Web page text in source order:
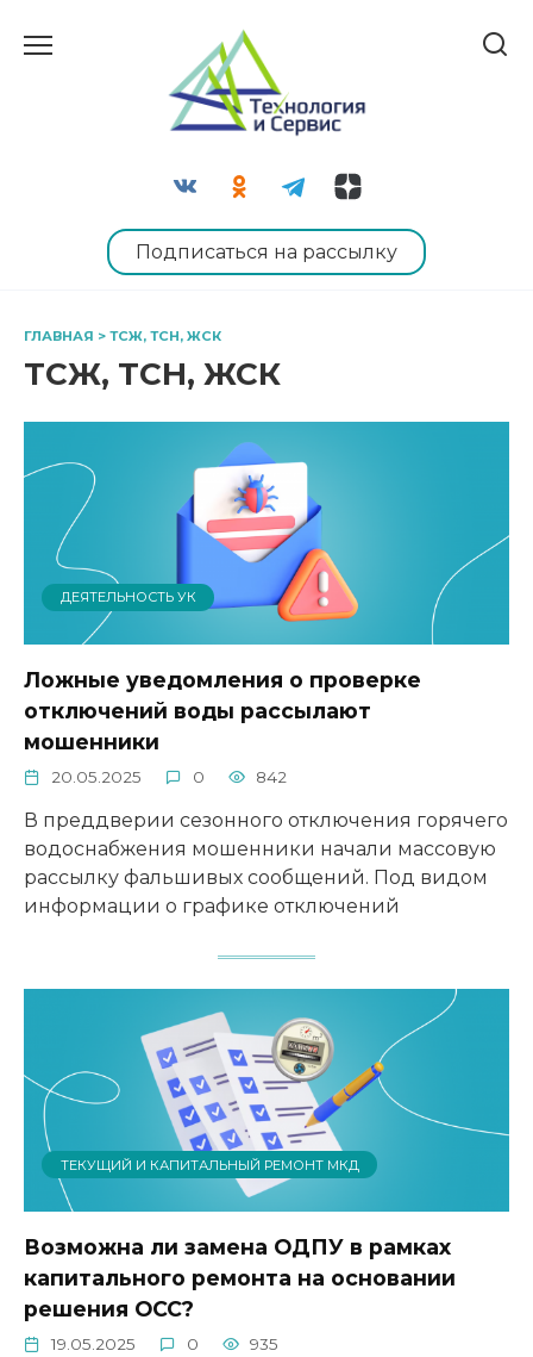
Подписаться на рассылку
ГЛАВНАЯ > ТСЖ, ТСН, ЖСК
ТСЖ, ТСН, ЖСК
ДЕЯТЕЛЬНОСТЬ УК
Ложные уведомления о проверке
отключений воды рассылают
мошенники
20.05.2025 0 842
В преддверии сезонного отключения горячего
водоснабжения мошенники начали массовую
рассылку фальшивых сообщений. Под видом
информации о графике отключений
ТЕКУЩИЙ И КАПИТАЛЬНЫЙ РЕМОНТ МКД
Возможна ли замена ОДПУ в рамках
капитального ремонта на основании
решения ОСС?
19.05.2025 0 935